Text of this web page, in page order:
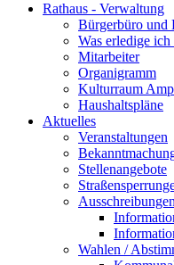
Rathaus - Verwaltung
Bürgerbüro und
Was erledige
Mitarbeiter
Organigramm
Kulturraum
Haushaltspläne
Aktuelles
Veranstaltungen
Stellenangebote
Wahlen /